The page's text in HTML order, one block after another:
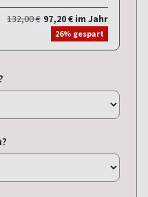
132,00 € 97,20 € im Jahr
26% gespart